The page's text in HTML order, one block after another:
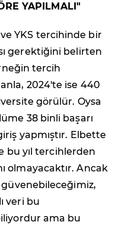
YAPILMALI"
YKS tercihinde bir
gerektiğini belirten
tercih
2024'te ise 440
görülür. Oysa
38 binli başarı
yapmıştır. Elbette
bu yıl tercihlerden
olmayacaktır. Ancak
veri bu
ama bu